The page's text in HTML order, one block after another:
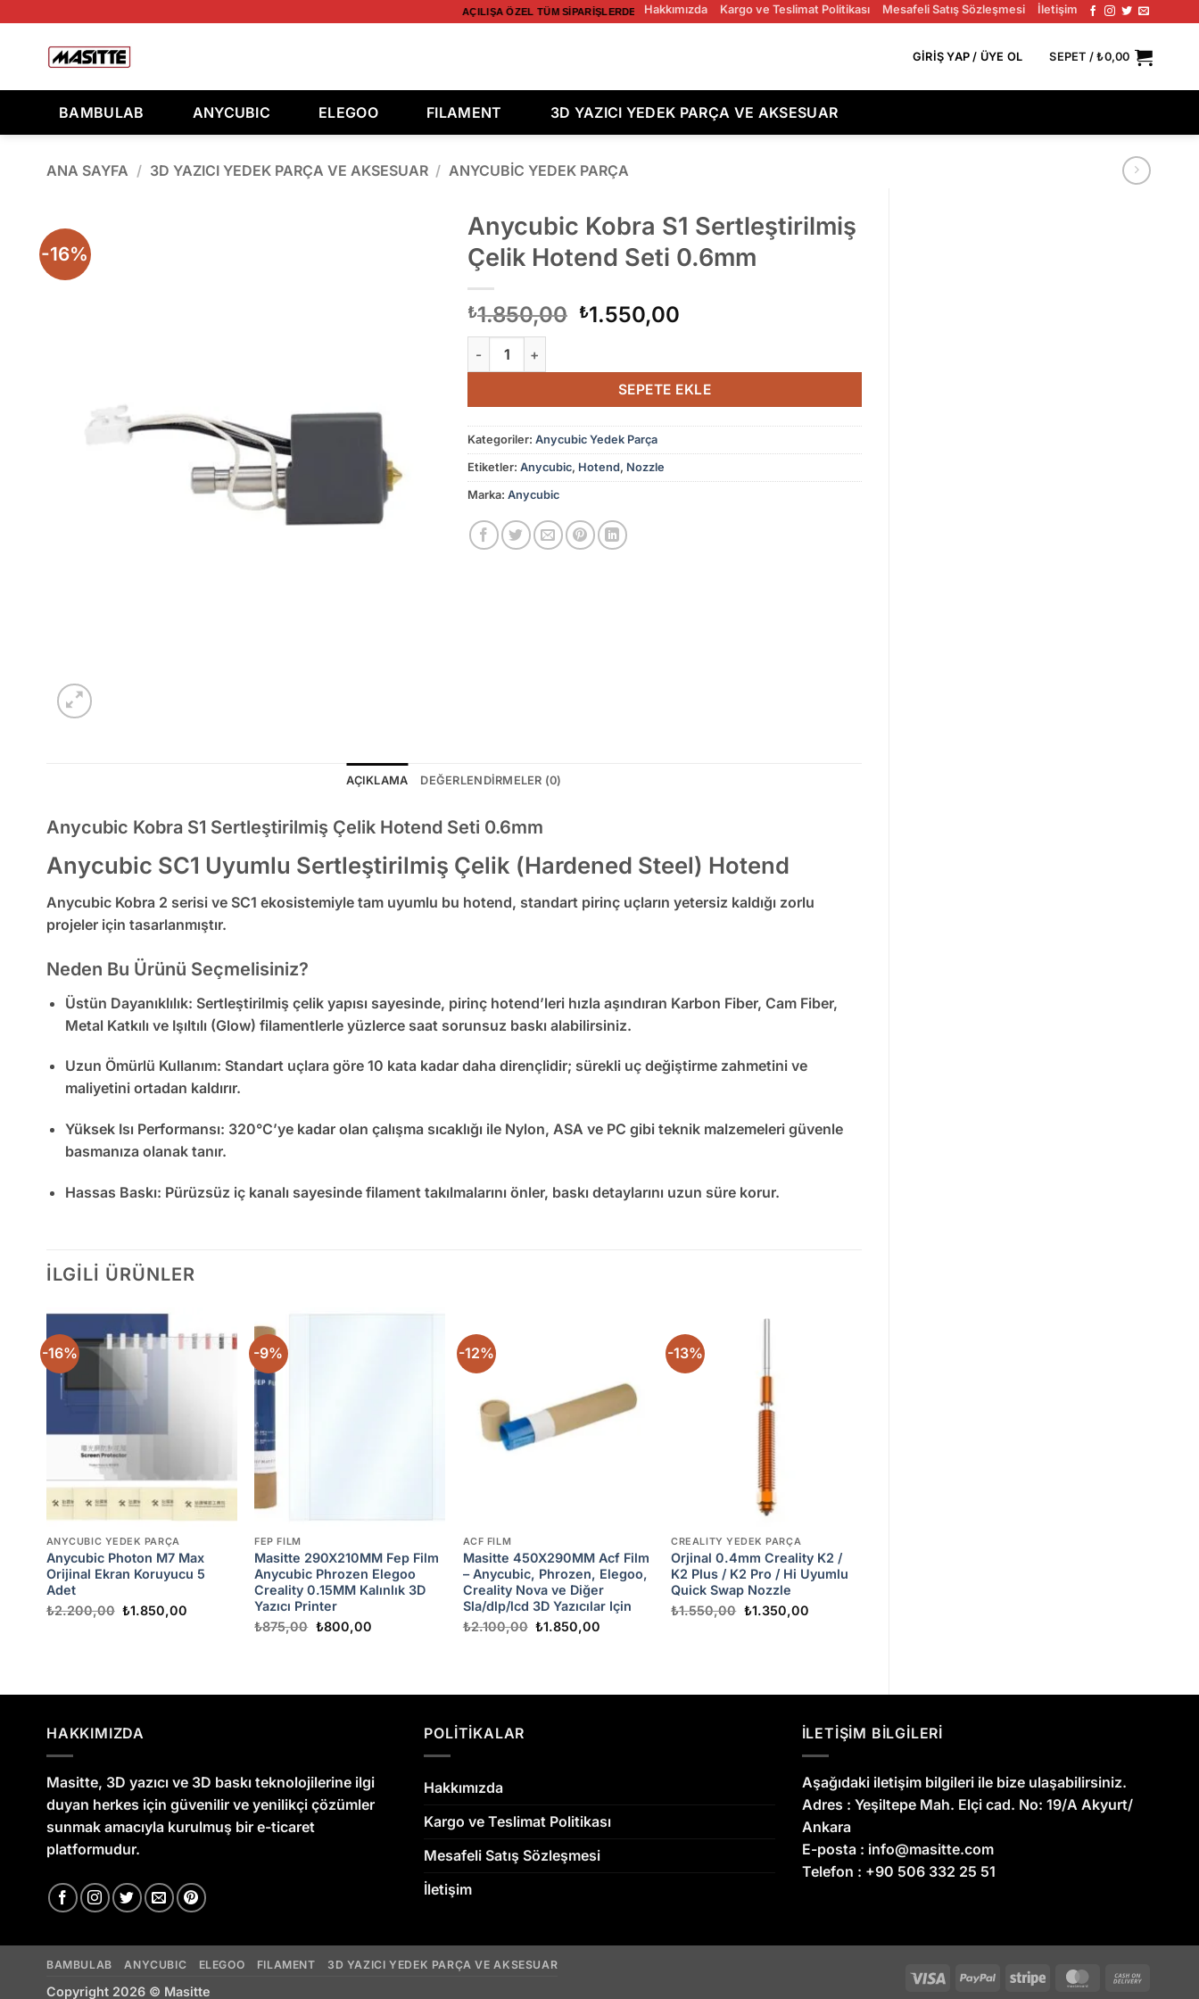
AÇILIŞA ÖZEL TÜM SIPARIŞLERDE ÜCRETSIZ KARGO! AÇILIŞA ÖZEL TÜM SIPARIŞLERDE ÜCRETSIZ KARGO!
Hakkımızda Kargo ve Teslimat Politikası Mesafeli Satış Sözleşmesi İletişim
GIRIŞ YAP / ÜYE OL SEPET /₺0,00
BAMBULAB ANYCUBIC ELEGOO FILAMENT 3D YAZICI YEDEK PARÇA VE AKSESUAR
ANA SAYFA / 3D YAZICI YEDEK PARÇA VE AKSESUAR / ANYCUBIC YEDEK PARÇA
-16%
Anycubic Kobra S1 Sertleştirilmiş
Çelik Hotend Seti 0.6mm
₺1.850,00 Orijinal
₺1.550,00
₺1.550,00.
Anycubic Kobra S1 Sertleştirilmiş Çelik Hotend Seti 0.6mm adet
SEPETE EKLE
Kategoriler: Anycubic Yedek Parça
Etiketler: Anycubic, Hotend, Nozzle
Marka: Anycubic
AÇIKLAMA DEĞERLENDIRMELER (0)
Anycubic Kobra S1 Sertleştirilmiş Çelik Hotend Seti 0.6mm
Anycubic SC1 Uyumlu Sertleştirilmiş Çelik (Hardened Steel) Hotend
Anycubic Kobra 2 serisi ve SC1 ekosistemiyle tam uyumlu bu hotend, standart pirinç uçların yetersiz kaldığı zorlu
projeler için tasarlanmıştır.
Neden Bu Ürünü Seçmelisiniz?
Üstün Dayanıklılık: Sertleştirilmiş çelik yapısı sayesinde, pirinç hotend’leri hızla aşındıran Karbon Fiber, Cam Fiber,
Metal Katkılı ve Işıltılı (Glow) filamentlerle yüzlerce saat sorunsuz baskı alabilirsiniz.
Uzun Ömürlü Kullanım: Standart uçlara göre 10 kata kadar daha dirençlidir; sürekli uç değiştirme zahmetini ve
maliyetini ortadan kaldırır.
Yüksek Isı Performansı: 320°C’ye kadar olan çalışma sıcaklığı ile Nylon, ASA ve PC gibi teknik malzemeleri güvenle
basmanıza olanak tanır.
Hassas Baskı: Pürüzsüz iç kanalı sayesinde filament takılmalarını önler, baskı detaylarını uzun süre korur.
İLGILI ÜRÜNLER
-16%
ANYCUBIC YEDEK PARÇA
Anycubic Photon M7 Max
Orijinal Ekran Koruyucu 5
Adet
₺2.200,00 Orijinal
₺1.850,00
-9%
FEP FILM
Masitte 290X210MM Fep Film
Anycubic Phrozen Elegoo
Creality 0.15MM Kalınlık 3D
Yazıcı Printer
₺875,00 Orijinal
₺800,00Şu
-12%
ACF FILM
Masitte 450X290MM Acf Film
– Anycubic, Phrozen, Elegoo,
Creality Nova ve Diğer
Sla/dlp/lcd 3D Yazıcılar Için
₺2.100,00 Orijinal
₺1.850,00
-13%
CREALITY YEDEK PARÇA
Orjinal 0.4mm Creality K2 /
K2 Plus / K2 Pro / Hi Uyumlu
Quick Swap Nozzle
₺1.550,00 Orijinal
₺1.350,00Şu
HAKKIMIZDA
Masitte, 3D yazıcı ve 3D baskı teknolojilerine ilgi
duyan herkes için güvenilir ve yenilikçi çözümler
sunmak amacıyla kurulmuş bir e-ticaret
platformudur.
POLİTİKALAR
Hakkımızda
Kargo ve Teslimat Politikası
Mesafeli Satış Sözleşmesi
İletişim
İLETİŞİM BİLGİLERİ
Aşağıdaki iletişim bilgileri ile bize ulaşabilirsiniz.
Adres : Yeşiltepe Mah. Elçi cad. No: 19/A Akyurt/
Ankara
E-posta : info@masitte.com
Telefon : +90 506 332 25 51
Visa PayPal Stripe MasterCard
BAMBULAB ANYCUBIC ELEGOO FILAMENT 3D YAZICI YEDEK PARÇA VE AKSESUAR
Copyright 2026 © Masitte